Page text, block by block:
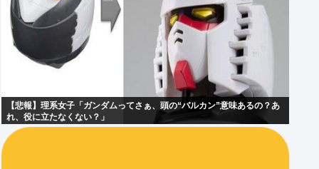
【悲報】理系女子「ガンダムってさぁ、頭の“バルカン”意味あるの？あ
れ、役に立たなくない？」